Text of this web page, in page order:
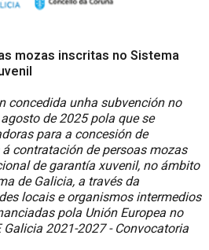
mozas inscritas no Sistema
concedida unha subvención no
de 2025 pola que se
para a concesión de
contratación de persoas mozas
de garantía xuvenil, no ámbito
de Galicia, a través da
locais e organismos intermedios
pola Unión Europea no
2021-2027 - Convocatoria